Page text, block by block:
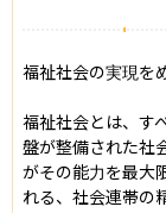
福祉社会の実現を
福祉社会とは、す
盤が整備された社
がその能力を最大
れる、社会連帯の